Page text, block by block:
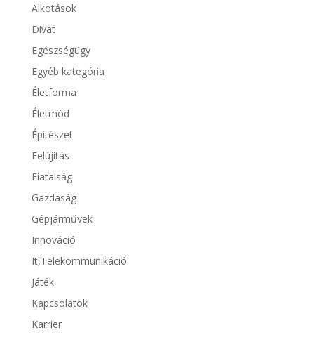
Alkotások
Divat
Egészségügy
Egyéb kategória
Életforma
Életmód
Épitészet
Felújítás
Fiatalság
Gazdaság
Gépjárművek
Innováció
It,Telekommunikáció
Játék
Kapcsolatok
Karrier